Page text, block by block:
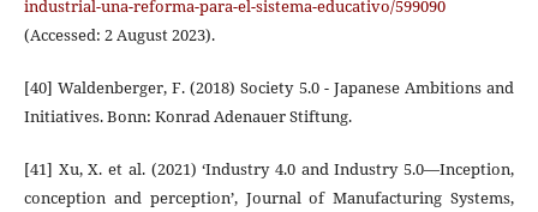
industrial-una-reforma-para-el-sistema-educativo/599090
(Accessed: 2 August 2023).
[40] Waldenberger, F. (2018) Society 5.0 - Japanese Ambitions and
Initiatives. Bonn: Konrad Adenauer Stiftung.
[41] Xu, X. et al. (2021) ‘Industry 4.0 and Industry 5.0—Inception,
conception and perception’, Journal of Manufacturing Systems,